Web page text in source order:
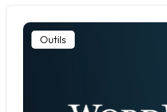
Outils